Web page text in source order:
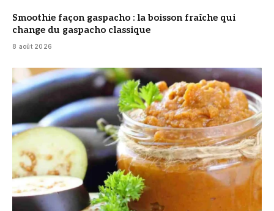
Smoothie façon gaspacho : la boisson fraîche qui
change du gaspacho classique
8 août 2026
© DR